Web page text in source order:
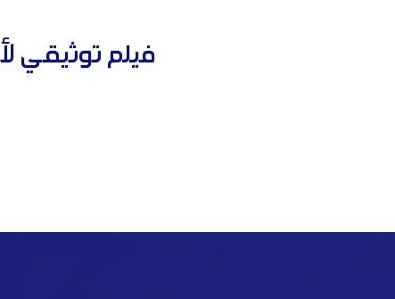
فيلم توثيقي